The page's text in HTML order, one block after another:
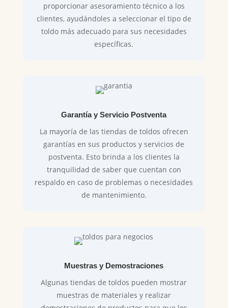
proporcionar asesoramiento técnico a los
clientes, ayudándoles a seleccionar el tipo de
toldo más adecuado para sus necesidades
específicas.
Garantía y Servicio Postventa
La mayoría de las tiendas de toldos ofrecen
garantías en sus productos y servicios de
postventa. Esto brinda a los clientes la
tranquilidad de saber que cuentan con
respaldo en caso de problemas o necesidades
de mantenimiento.
Muestras y Demostraciones
Algunas tiendas de toldos pueden mostrar
muestras de materiales y realizar